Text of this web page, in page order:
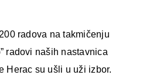
radova na takmičenju
radovi naših nastavnica
Herac su ušli u uži izbor.